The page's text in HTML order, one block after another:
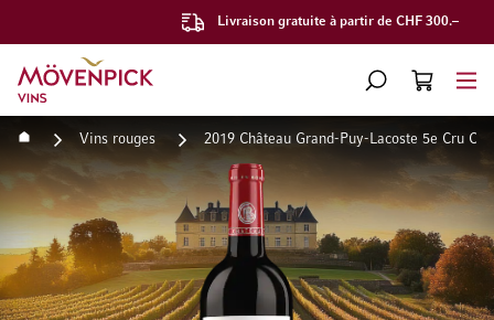
Livraison gratuite à partir de CHF 300.–
Aller à la page d'accueil
CHERCHERPANIER
Accueil Vins rouges 2019 Château Grand-Puy-Lacoste 5e Cru
Passer à la fin de la galerie d’images
Passer au début de la